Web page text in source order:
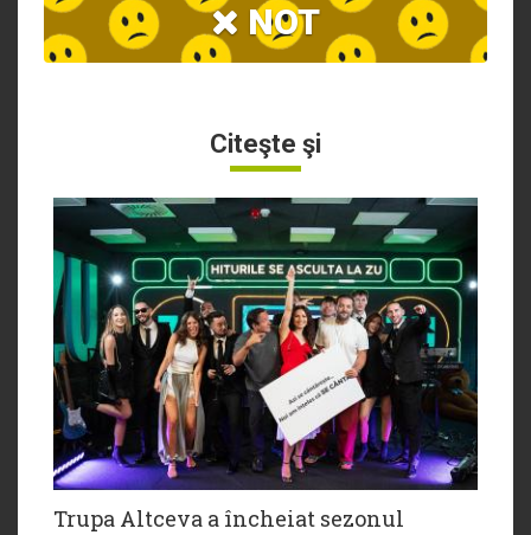
NOT
Citeşte şi
Trupa Altceva a încheiat sezonul